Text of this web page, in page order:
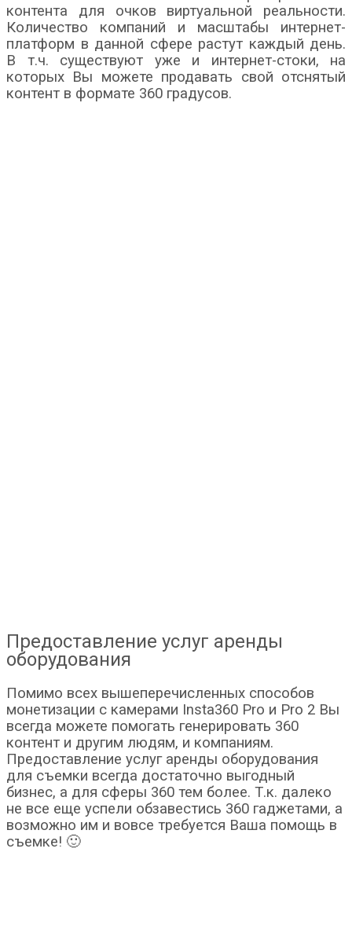
контента для очков виртуальной реальности.
Количество компаний и масштабы интернет-
платформ в данной сфере растут каждый день.
В т.ч. существуют уже и интернет-стоки, на
которых Вы можете продавать свой отснятый
контент в формате 360 градусов.
Предоставление услуг аренды
оборудования
Помимо всех вышеперечисленных способов
монетизации с камерами Insta360 Pro и Pro 2 Вы
всегда можете помогать генерировать 360
контент и другим людям, и компаниям.
Предоставление услуг аренды оборудования
для съемки всегда достаточно выгодный
бизнес, а для сферы 360 тем более. Т.к. далеко
не все еще успели обзавестись 360 гаджетами, а
возможно им и вовсе требуется Ваша помощь в
съемке! 🙂